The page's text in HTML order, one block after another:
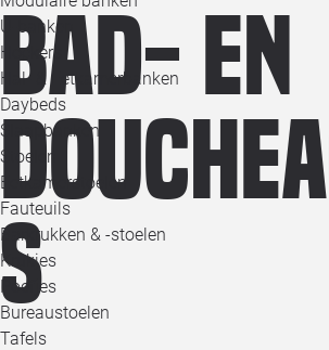
U-banken
Hockers
Hal- & Eetkamerbanken
Daybeds
Slaapbanken
Stoelen
Eetkamerstoelen
Fauteuils
Barkrukken & -stoelen
Krukjes
Poefjes
Bureaustoelen
Tafels
Bad- en
s